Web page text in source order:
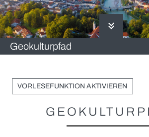
Geokulturpfad
WIRTSCHAFT
RUND UM BAD TÖLZ
Unterkünfte
Urlaubsangebote
Gruppenangebote
VORLESEFUNKTION AKTIVIEREN